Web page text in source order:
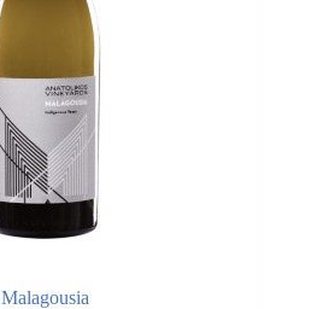
Malagousia